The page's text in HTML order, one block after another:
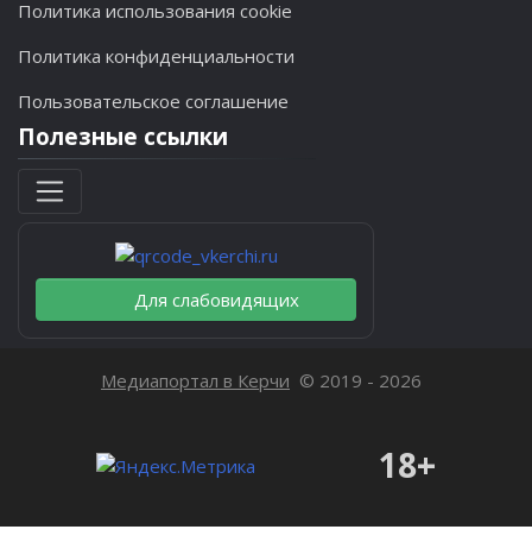
Политика использования cookie
Политика конфиденциальности
Пользовательское соглашение
Полезные ссылки
Для слабовидящих
Медиапортал в Керчи © 2019 - 2026
18+